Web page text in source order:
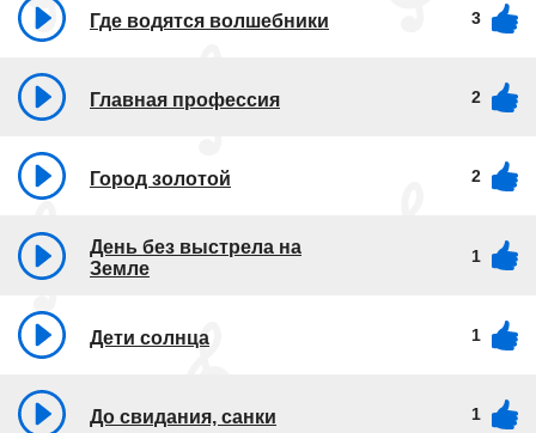
Где водятся волшебники 3
Главная профессия 2
Город золотой 2
День без выстрела на
Земле
1
Дети солнца 1
До свидания, санки 1